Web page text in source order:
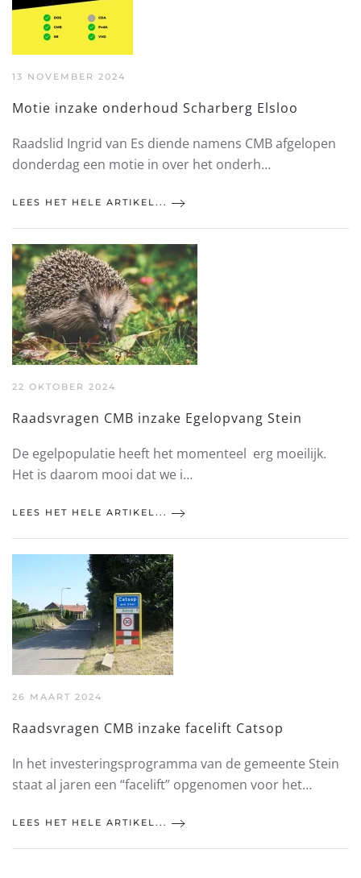
13 NOVEMBER 2024
Motie inzake onderhoud Scharberg Elsloo
Raadslid Ingrid van Es diende namens CMB afgelopen
donderdag een motie in over het onderh…
LEES HET HELE ARTIKEL...
22 OKTOBER 2024
Raadsvragen CMB inzake Egelopvang Stein
De egelpopulatie heeft het momenteel erg moeilijk.
Het is daarom mooi dat we i…
LEES HET HELE ARTIKEL...
26 MAART 2024
Raadsvragen CMB inzake facelift Catsop
In het investeringsprogramma van de gemeente Stein
staat al jaren een “facelift” opgenomen voor het…
LEES HET HELE ARTIKEL...